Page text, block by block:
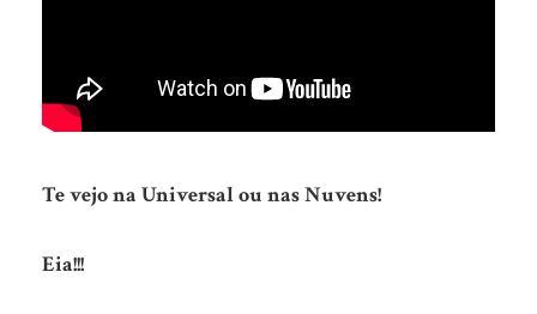
Te vejo na Universal ou nas Nuvens!
Eia!!!